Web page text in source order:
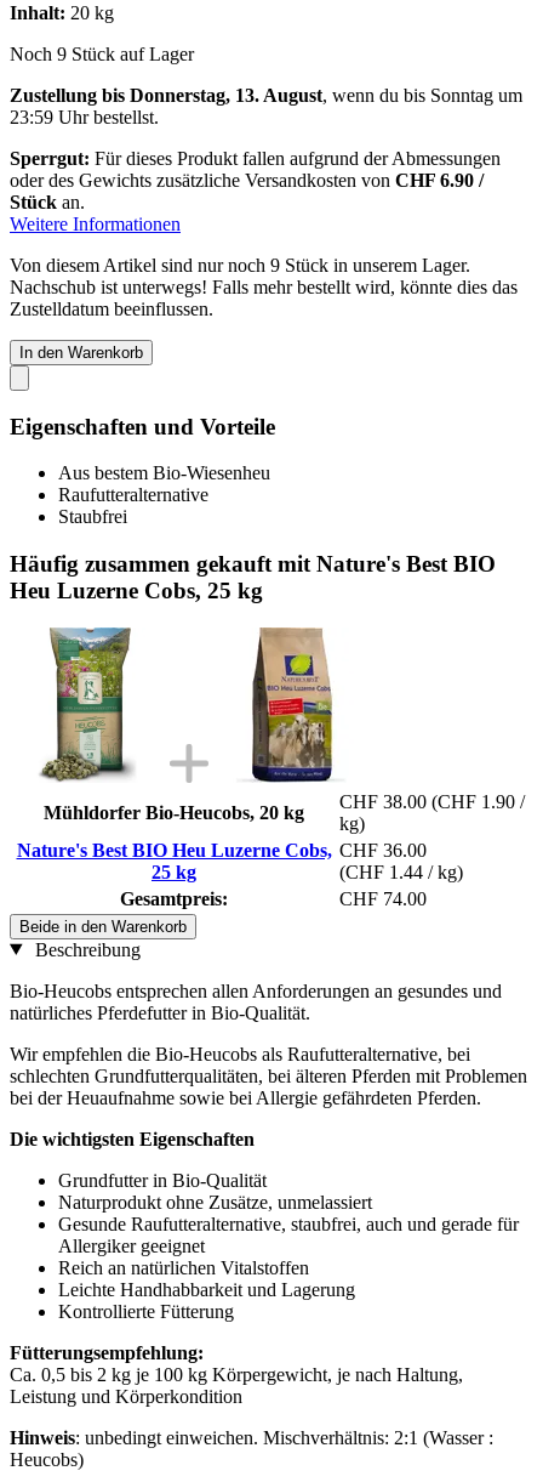
Inhalt: 20 kg
Noch 9 Stück auf Lager
Zustellung bis Donnerstag, 13. August, wenn du bis Sonntag um
23:59 Uhrbestellst.
Sperrgut: Für dieses Produkt fallen aufgrund der Abmessungen
oder des Gewichts zusätzliche Versandkosten von CHF 6.90 /
Stück an.
Weitere Informationen
Von diesem Artikel sind nur noch 9 Stück in unserem Lager.
Nachschub ist unterwegs! Falls mehr bestellt wird, könnte dies das
Zustelldatum beeinflussen.
In den Warenkorb
Eigenschaften und Vorteile
Aus bestem Bio-Wiesenheu
Raufutteralternative
Staubfrei
Häufig zusammen gekauft mit Nature's Best BIO
Heu Luzerne Cobs, 25 kg
Mühldorfer Bio-Heucobs, 20 kg
CHF 38.00 (CHF 1.90 /
kg)
Nature's Best BIO Heu Luzerne Cobs,
25 kg
CHF 36.00
(CHF 1.44 / kg)
Gesamtpreis:
CHF 74.00
Beide in den Warenkorb
Beschreibung
Bio-Heucobs entsprechen allen Anforderungen an gesundes und
natürliches Pferdefutter in Bio-Qualität.
Wir empfehlen die Bio-Heucobs als Raufutteralternative, bei
schlechten Grundfutterqualitäten, bei älteren Pferden mit Problemen
bei der Heuaufnahme sowie bei Allergie gefährdeten Pferden.
Die wichtigsten Eigenschaften
Grundfutter in Bio-Qualität
Naturprodukt ohne Zusätze, unmelassiert
Gesunde Raufutteralternative, staubfrei, auch und gerade für
Allergiker geeignet
Reich an natürlichen Vitalstoffen
Leichte Handhabbarkeit und Lagerung
Kontrollierte Fütterung
Fütterungsempfehlung:
Ca. 0,5 bis 2 kg je 100 kg Körpergewicht, je nach Haltung,
Leistung und Körperkondition
Hinweis: unbedingt einweichen. Mischverhältnis: 2:1 (Wasser :
Heucobs)